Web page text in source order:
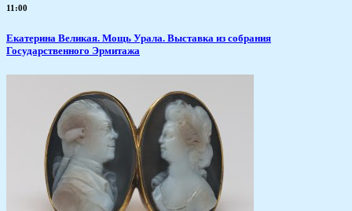
11:00
​Екатерина Великая. Мощь Урала. Выставка из собрания
Государственного Эрмитажа